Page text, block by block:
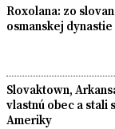
Roxolana: zo
osmanskej
Slovaktown,
vlastnú obec a stali
Ameriky